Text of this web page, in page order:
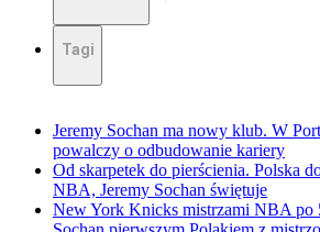
Tagi
Jeremy Sochan ma nowy klub. W
powalczy o odbudowanie kariery
Od skarpetek do pierścienia. Polska
NBA, Jeremy Sochan świętuje
New York Knicks mistrzami NBA po